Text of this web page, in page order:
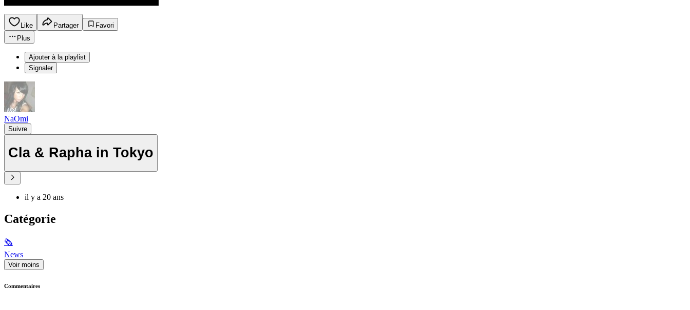
Like Partager
Favori
Plus
Ajouter à la playlist
Signaler
NaOmi
Suivre
Cla & Rapha in Tokyo
il y a 20 ans
Catégorie
🗞
News
Voir moins
Commentaires